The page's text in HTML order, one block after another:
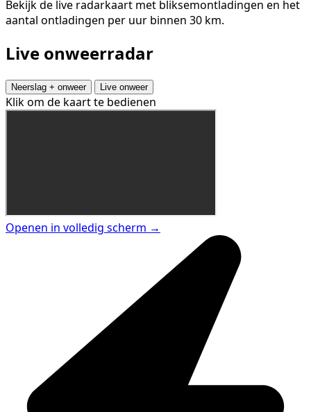
Bekijk de live radarkaart met bliksemontladingen en het
aantal ontladingen per uur binnen 30 km.
Live onweerradar
Neerslag + onweer Live onweer
Klik om de kaart te bedienen
Openen in volledig scherm →